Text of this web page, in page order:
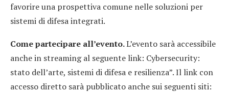
favorire una prospettiva comune nelle soluzioni per
sistemi di difesa integrati.
Come partecipare all’evento.L’evento sarà accessibile
anche in streaming al seguente link: Cybersecurity:
stato dell’arte, sistemi di difesa e resilienza”. Il link con
accesso diretto sarà pubblicato anche sui seguenti siti: